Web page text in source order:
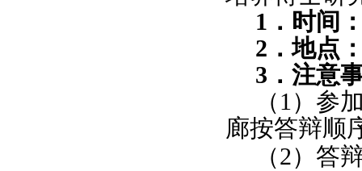
1 ．时间
2 ．地点
3 ．注意
（1）参
廊按答辩顺
（2）答